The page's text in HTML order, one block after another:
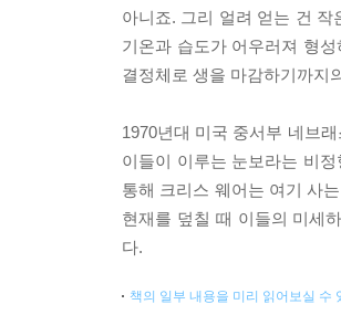
아니죠. 그리 얼려 얻는 건
기온과 습도가 어우러져 형
결정체로 생을 마감하기까지
1970년대 미국 중서부 네브
이들이 이루는 눈보라는 비
통해 크리스 웨어는 여기 사
현재를 덮칠 때 이들의 미세
다.
책의 일부 내용을 미리 읽어보실 수